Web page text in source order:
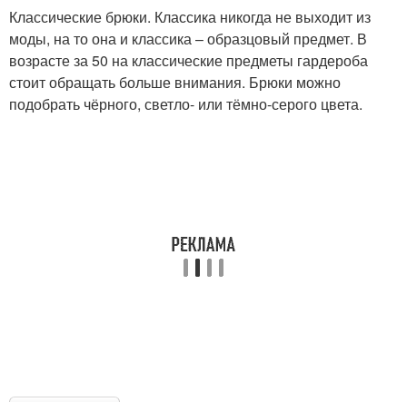
Классические брюки. Классика никогда не выходит из
моды, на то она и классика – образцовый предмет. В
возрасте за 50 на классические предметы гардероба
стоит обращать больше внимания. Брюки можно
подобрать чёрного, светло- или тёмно-серого цвета.